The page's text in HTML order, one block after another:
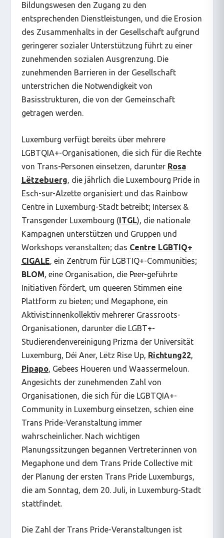
Bildungswesen den Zugang zu den
entsprechenden Dienstleistungen, und die Erosion
des Zusammenhalts in der Gesellschaft aufgrund
geringerer sozialer Unterstützung führt zu einer
zunehmenden sozialen Ausgrenzung. Die
zunehmenden Barrieren in der Gesellschaft
unterstrichen die Notwendigkeit von
Basisstrukturen, die von der Gemeinschaft
getragen werden.
Luxemburg verfügt bereits über mehrere
LGBTQIA+-Organisationen, die sich für die Rechte
von Trans-Personen einsetzen, darunter Rosa
Lëtzebuerg, die jährlich die Luxembourg Pride in
Esch-sur-Alzette organisiert und das Rainbow
Centre in Luxemburg-Stadt betreibt; Intersex &
Transgender Luxembourg (ITGL), die nationale
Kampagnen unterstützen und Gruppen und
Workshops veranstalten; das Centre LGBTIQ+
CIGALE, ein Zentrum für LGBTIQ+-Communities;
BLOM, eine Organisation, die Peer-geführte
Initiativen fördert, um queeren Stimmen eine
Plattform zu bieten; und Megaphone, ein
Aktivist:innenkollektiv mehrerer Grassroots-
Organisationen, darunter die LGBT+-
Studierendenvereinigung Prizma der Universität
Luxemburg, Déi Aner, Lëtz Rise Up, Richtung22,
Pipapo, Gebees Houeren und Waassermeloun.
Angesichts der zunehmenden Zahl von
Organisationen, die sich für die LGBTQIA+-
Community in Luxemburg einsetzen, schien eine
Trans Pride-Veranstaltung immer
wahrscheinlicher. Nach wichtigen
Planungssitzungen begannen Vertreter:innen von
Megaphone und dem Trans Pride Collective mit
der Planung der ersten Trans Pride Luxemburgs,
die am Sonntag, dem 20. Juli, in Luxemburg-Stadt
stattfindet.
Die Zahl der Trans Pride-Veranstaltungen ist